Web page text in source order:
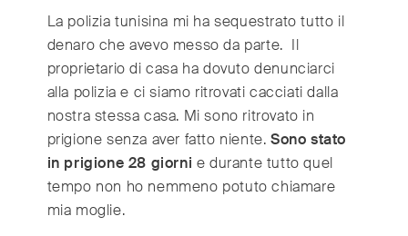
La polizia tunisina mi ha sequestrato tutto il
denaro che avevo messo da parte. Il
proprietario di casa ha dovuto denunciarci
alla polizia e ci siamo ritrovati cacciati dalla
nostra stessa casa. Mi sono ritrovato in
prigione senza aver fatto niente.Sono stato
in prigione 28 giorni e durante tutto quel
tempo non ho nemmeno potuto chiamare
mia moglie.